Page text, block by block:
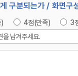
구분되는가 / 화면구
4점(만족) 3
을 남겨주세요.